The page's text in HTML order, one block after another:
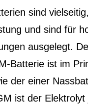
sind
und sind für
ausgelegt.
Batterie ist im
der einer
ist der Elektrolyt